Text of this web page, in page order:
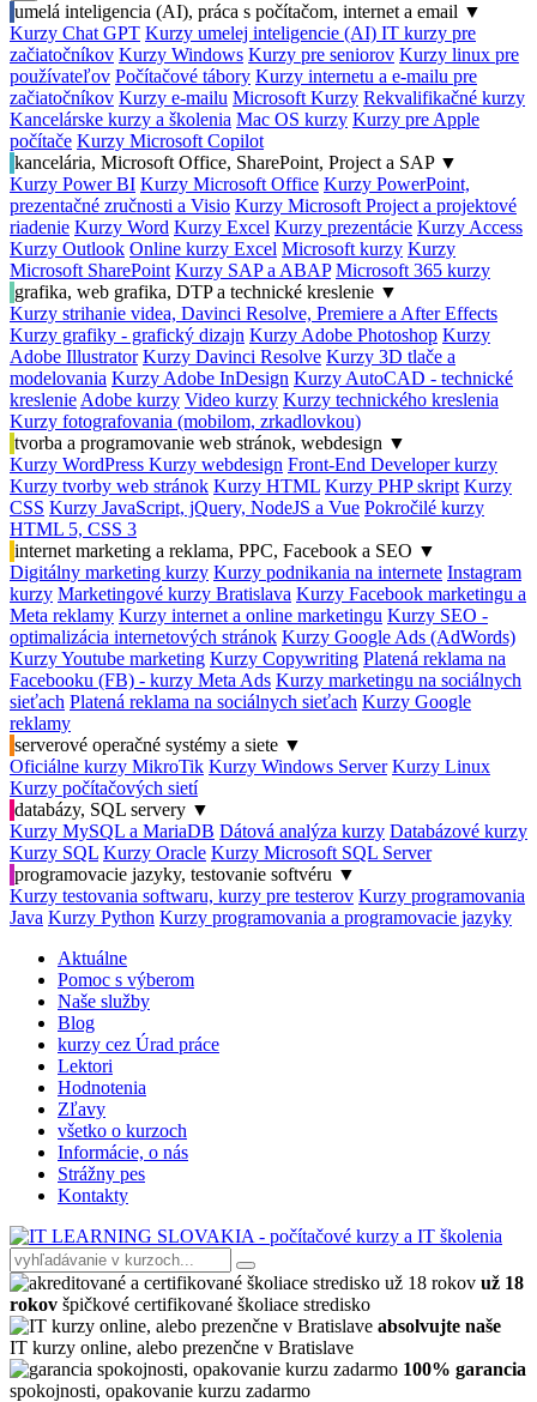
umelá inteligencia (AI), práca s počítačom, internet a email ▼
Kurzy Chat GPT Kurzy umelej inteligencie (AI) IT kurzy pre
začiatočníkov Kurzy Windows Kurzy pre seniorov Kurzy linux pre
používateľov Počítačové tábory Kurzy internetu a e-mailu pre
začiatočníkov Kurzy e-mailu Microsoft Kurzy Rekvalifikačné kurzy
Kancelárske kurzy a školenia Mac OS kurzy Kurzy pre Apple
počítače Kurzy Microsoft Copilot
kancelária, Microsoft Office, SharePoint, Project a SAP ▼
Kurzy Power BI Kurzy Microsoft Office Kurzy PowerPoint,
prezentačné zručnosti a Visio Kurzy Microsoft Project a projektové
riadenie Kurzy Word Kurzy Excel Kurzy prezentácie Kurzy Access
Kurzy Outlook Online kurzy Excel Microsoft kurzy Kurzy
Microsoft SharePoint Kurzy SAP a ABAP Microsoft 365 kurzy
grafika, web grafika, DTP a technické kreslenie ▼
Kurzy strihanie videa, Davinci Resolve, Premiere a After Effects
Kurzy grafiky - grafický dizajn Kurzy Adobe Photoshop Kurzy
Adobe Illustrator Kurzy Davinci Resolve Kurzy 3D tlače a
modelovania Kurzy Adobe InDesign Kurzy AutoCAD - technické
kreslenie Adobe kurzy Video kurzy Kurzy technického kreslenia
Kurzy fotografovania (mobilom, zrkadlovkou)
tvorba a programovanie web stránok, webdesign ▼
Kurzy WordPress Kurzy webdesign Front-End Developer kurzy
Kurzy tvorby web stránok Kurzy HTML Kurzy PHP skript Kurzy
CSS Kurzy JavaScript, jQuery, NodeJS a Vue Pokročilé kurzy
HTML 5, CSS 3
internet marketing a reklama, PPC, Facebook a SEO ▼
Digitálny marketing kurzy Kurzy podnikania na internete Instagram
kurzy Marketingové kurzy Bratislava Kurzy Facebook marketingu a
Meta reklamy Kurzy internet a online marketingu Kurzy SEO -
optimalizácia internetových stránok Kurzy Google Ads (AdWords)
Kurzy Youtube marketing Kurzy Copywriting Platená reklama na
Facebooku (FB) - kurzy Meta Ads Kurzy marketingu na sociálnych
sieťach Platená reklama na sociálnych sieťach Kurzy Google
reklamy
serverové operačné systémy a siete ▼
Oficiálne kurzy MikroTik Kurzy Windows Server Kurzy Linux
Kurzy počítačových sietí
databázy, SQL servery ▼
Kurzy MySQL a MariaDB Dátová analýza kurzy Databázové kurzy
Kurzy SQL Kurzy Oracle Kurzy Microsoft SQL Server
programovacie jazyky, testovanie softvéru ▼
Kurzy testovania softwaru, kurzy pre testerov Kurzy programovania
Java Kurzy Python Kurzy programovania a programovacie jazyky
Aktuálne
Pomoc s výberom
Naše služby
Blog
kurzy cez Úrad práce
Lektori
Hodnotenia
Zľavy
všetko o kurzoch
Informácie, o nás
Strážny pes
Kontakty
už 18
rokov špičkové certifikované školiace stredisko
absolvujte naše
IT kurzy online, alebo prezenčne v Bratislave
100% garancia
spokojnosti, opakovanie kurzu zadarmo